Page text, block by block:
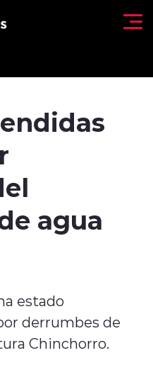
agua
estado
derrumbes de
Chinchorro.